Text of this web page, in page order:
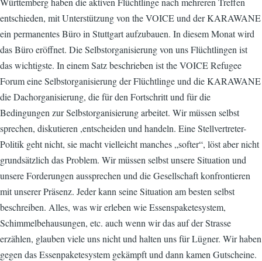
entschieden, mit Unterstützung von the VOICE und der KARAWANE
ein permanentes Büro in Stuttgart aufzubauen. In diesem Monat wird
das Büro eröffnet. Die Selbstorganisierung von uns Flüchtlingen ist
das wichtigste. In einem Satz beschrieben ist the VOICE Refugee
Forum eine Selbstorganisierung der Flüchtlinge und die KARAWANE
die Dachorganisierung, die für den Fortschritt und für die
Bedingungen zur Selbstorganisierung arbeitet. Wir müssen selbst
sprechen, diskutieren ,entscheiden und handeln. Eine Stellvertreter-
Politik geht nicht, sie macht vielleicht manches „softer“, löst aber nicht
grundsätzlich das Problem. Wir müssen selbst unsere Situation und
unsere Forderungen aussprechen und die Gesellschaft konfrontieren
mit unserer Präsenz. Jeder kann seine Situation am besten selbst
beschreiben. Alles, was wir erleben wie Essenspaketesystem,
Schimmelbehausungen, etc. auch wenn wir das auf der Strasse
erzählen, glauben viele uns nicht und halten uns für Lügner. Wir haben
gegen das Essenpaketesystem gekämpft und dann kamen Gutscheine.